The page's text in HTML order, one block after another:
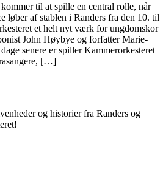
til at spille en central rolle, når
løber af stablen i Randers fra den 10. til
et helt nyt værk for ungdomskor
John Høybye og forfatter Marie-
senere er spiller Kammerorkesteret
[…]
og historier fra Randers og